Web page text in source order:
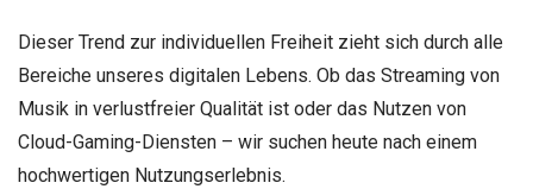
Dieser Trend zur individuellen Freiheit zieht sich durch alle
Bereiche unseres digitalen Lebens. Ob das Streaming von
Musik in verlustfreier Qualität ist oder das Nutzen von
Cloud-Gaming-Diensten – wir suchen heute nach einem
hochwertigen Nutzungserlebnis.